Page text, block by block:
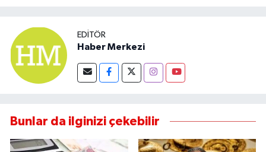
EDITÖR
Haber Merkezi
Bunlar da ilginizi çekebilir